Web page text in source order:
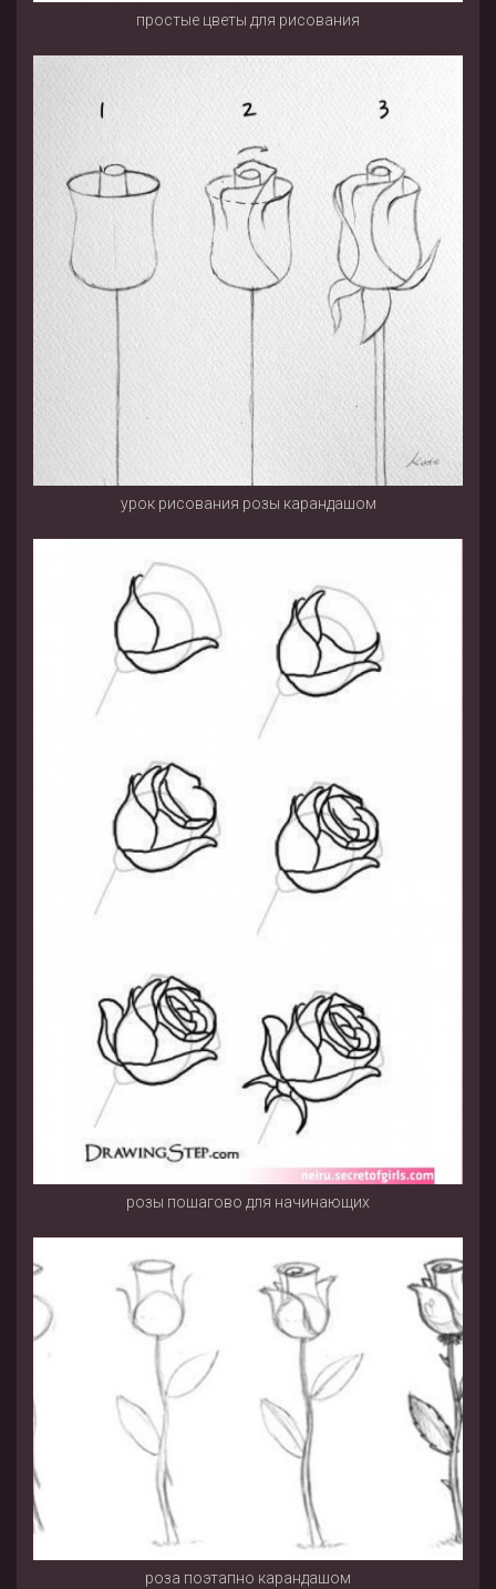
простые цветы для рисования
урок рисования розы карандашом
розы пошагово для начинающих
роза поэтапно карандашом